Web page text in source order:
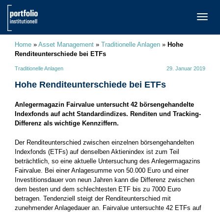
Home » Asset Management » Traditionelle Anlagen » Hohe
Renditeunterschiede bei ETFs
Traditionelle Anlagen 29. Januar 2019
Hohe Renditeunterschiede bei ETFs
Anlegermagazin Fairvalue untersucht 42 börsengehandelte
Indexfonds auf acht Standardindizes. Renditen und Tracking-
Differenz als wichtige Kennziffern.
Der Renditeunterschied zwischen einzelnen börsengehandelten
Indexfonds (ETFs) auf denselben Aktienindex ist zum Teil
beträchtlich, so eine aktuelle Untersuchung des Anlegermagazins
Fairvalue. Bei einer Anlagesumme von 50.000 Euro und einer
Investitionsdauer von neun Jahren kann die Differenz zwischen
dem besten und dem schlechtesten ETF bis zu 7000 Euro
betragen. Tendenziell steigt der Renditeunterschied mit
zunehmender Anlagedauer an. Fairvalue untersuchte 42 ETFs auf